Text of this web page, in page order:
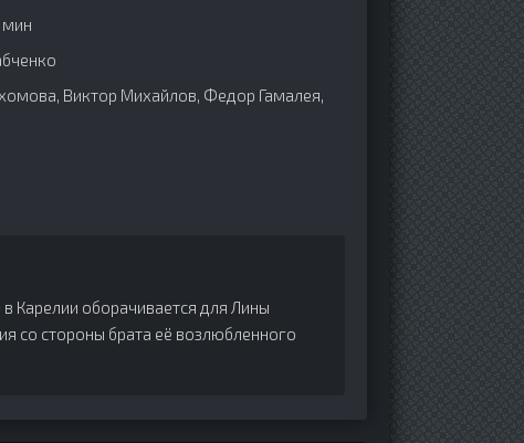
мин
Виктор Михайлов, Федор Гамалея,
Карелии оборачивается для Лины
со стороны брата её возлюбленного